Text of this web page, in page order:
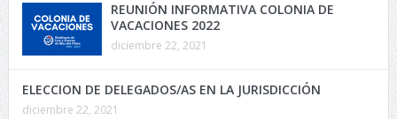
REUNIÓN INFORMATIVA COLONIA DE
VACACIONES 2022
diciembre 22, 2021
ELECCION DE DELEGADOS/AS EN LA JURISDICCIÓN
diciembre 22, 2021